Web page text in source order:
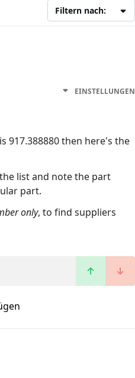
Filtern nach:
EINSTELLUNGEN
917.388880 then here's the
list and note the part
part.
only, to find suppliers